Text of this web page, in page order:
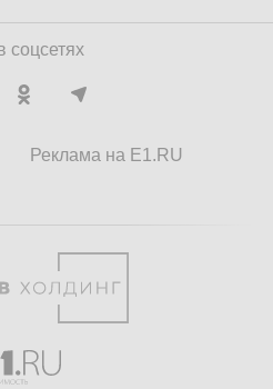
соцсетях
Реклама на E1.RU